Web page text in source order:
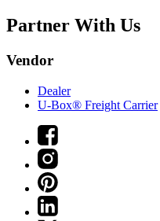
Partner With Us
Vendor
Dealer
U-Box® Freight Carrier